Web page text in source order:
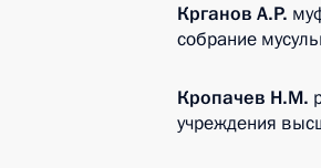
Крганов А.Р.
собрание
Кропачев Н.М.
учреждения